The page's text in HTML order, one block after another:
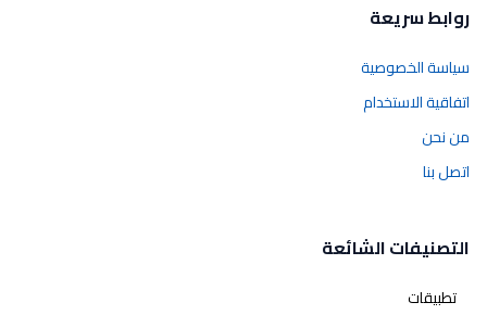
روابط سريعة
سياسة الخصوصية
اتفاقية الاستخدام
من نحن
اتصل بنا
التصنيفات الشائعة
تطبيقات